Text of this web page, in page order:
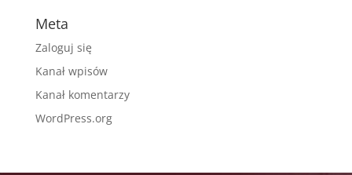
Meta
Zaloguj się
Kanał wpisów
Kanał komentarzy
WordPress.org